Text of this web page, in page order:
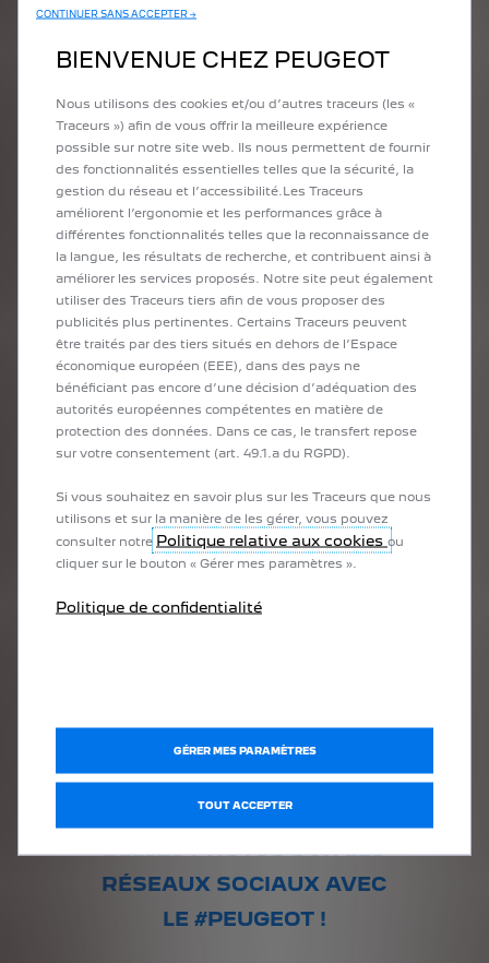
WILLIAM CROZES
Privilégier une hauteur de caméra comprise
Choisir un environnement dégagé qui ne
génère pas de reflets disgracieux sur la
carrosserie
Être patient pour avoir la bonne lumière (le
lever et le coucher du soleil)
Allumer les phares de la voiture pour faire apparaître
POSTEZ VOS PLUS
BELLES PHOTOS SUR LES
RÉSEAUX SOCIAUX AVEC
LE #PEUGEOT !
CONTINUER SANS ACCEPTER →
BIENVENUE CHEZ PEUGEOT
Nous utilisons des cookies et/ou d’autres traceurs (les «
Traceurs ») afin de vous offrir la meilleure expérience
possible sur notre site web. Ils nous permettent de fournir
des fonctionnalités essentielles telles que la sécurité, la
gestion du réseau et l’accessibilité.Les Traceurs
améliorent l’ergonomie et les performances grâce à
différentes fonctionnalités telles que la reconnaissance de
la langue, les résultats de recherche, et contribuent ainsi à
améliorer les services proposés. Notre site peut également
utiliser des Traceurs tiers afin de vous proposer des
publicités plus pertinentes. Certains Traceurs peuvent
être traités par des tiers situés en dehors de l’Espace
économique européen (EEE), dans des pays ne
bénéficiant pas encore d’une décision d’adéquation des
autorités européennes compétentes en matière de
protection des données. Dans ce cas, le transfert repose
sur votre consentement (art. 49.1.a du RGPD).
Si vous souhaitez en savoir plus sur les Traceurs que nous
utilisons et sur la manière de les gérer, vous pouvez
consulter notre Politique relative aux cookies ou
cliquer sur le bouton « Gérer mes paramètres ».
Politique de confidentialité
GÉRER MES PARAMÈTRES
TOUT ACCEPTER